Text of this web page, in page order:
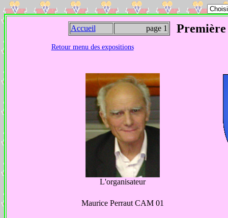
Accueil page 1 Première
Retour menu des expositions
L'organisateur
Maurice Perraut CAM 01